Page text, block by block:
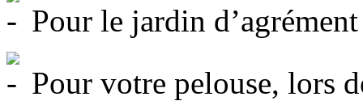
Pour le jardin d’agrément
Pour votre pelouse, lors